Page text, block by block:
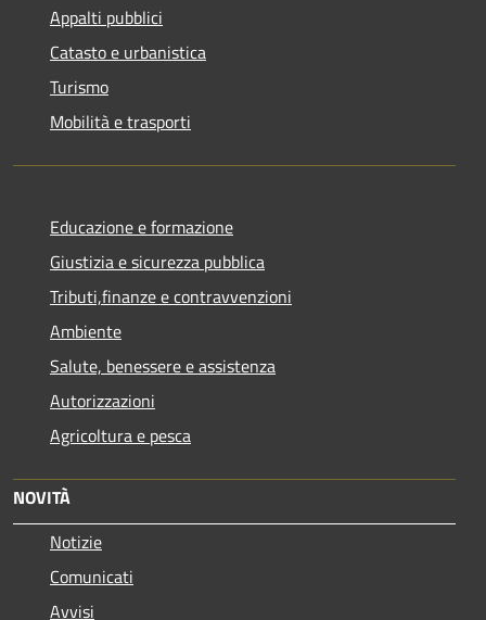
Appalti pubblici
Catasto e urbanistica
Turismo
Mobilità e trasporti
Educazione e formazione
Giustizia e sicurezza pubblica
Tributi,finanze e contravvenzioni
Ambiente
Salute, benessere e assistenza
Autorizzazioni
Agricoltura e pesca
NOVITÀ
Notizie
Comunicati
Avvisi